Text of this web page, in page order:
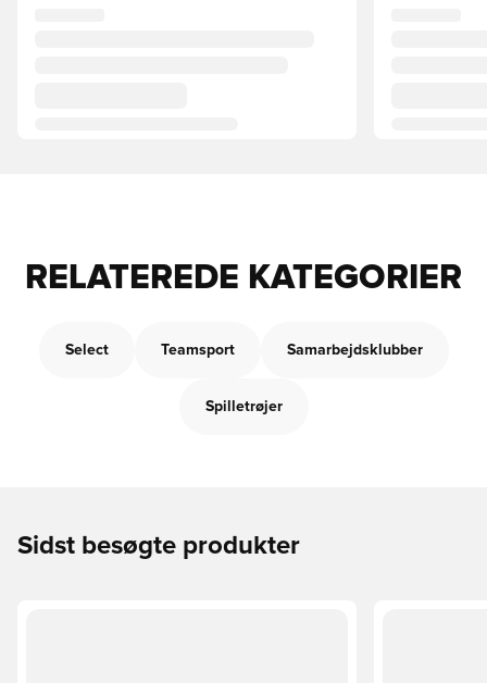
RELATEREDE KATEGORIER
Select Teamsport Samarbejdsklubber
Spilletrøjer
Sidst besøgte produkter